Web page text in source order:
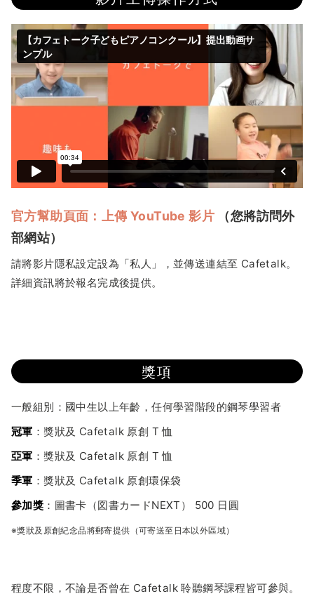
官方幫助頁面：上傳 YouTube 影片
（您將訪問外
部網站）
請將影片隱私設定設為「私人」，並傳送連結至 Cafetalk。
詳細資訊將於報名完成後提供。
獎項
一般組別：國中生以上年齡，任何學習階段的鋼琴學習者
冠軍 ：獎狀及 Cafetalk 原創 T 恤
亞軍 ：獎狀及 Cafetalk 原創 T 恤
季軍 ：獎狀及 Cafetalk 原創環保袋
參加獎 ：圖書卡（図書カードNEXT） 500 日圓
※獎狀及原創紀念品將郵寄提供（可寄送至日本以外區域）
程度不限，不論是否曾在 Cafetalk 聆聽鋼琴課程皆可參與。